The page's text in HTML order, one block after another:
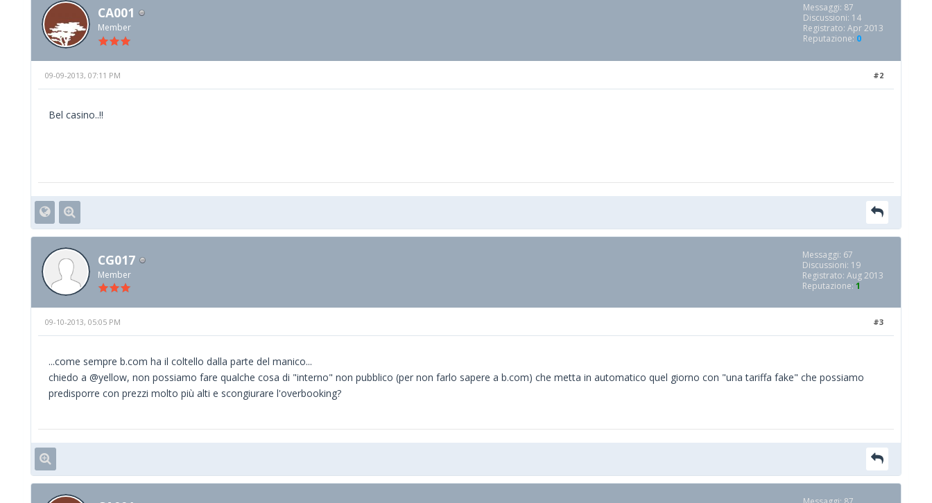
CA001
Member
Messaggi: 87
Discussioni: 14
Registrato: Apr 2013
Reputazione: 0
#2
09-09-2013, 07:11 PM
Bel casino..!!
CG017
Member
Messaggi: 67
Discussioni: 19
Registrato: Aug 2013
Reputazione: 1
#3
09-10-2013, 05:05 PM
...come sempre b.com ha il coltello dalla parte del manico...
chiedo a @yellow, non possiamo fare qualche cosa di "interno" non pubblico (per non farlo sapere a b.com) che metta in automatico quel giorno con "una tariffa fake" che possiamo
predisporre con prezzi molto più alti e scongiurare l'overbooking?